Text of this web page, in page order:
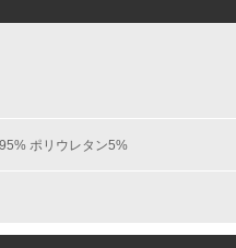
ポリウレタン5%